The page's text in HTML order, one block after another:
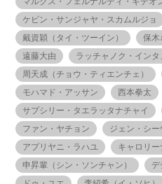
ケビン・サンジャヤ・スカムルジョ
戴資穎（タイ・ツーイン）
保木
遠藤大由
ラッチャノク・インタ
周天成（チョウ・ティエンチェ）
モハマド・アッサン
西本拳太
サプシリー・タエラッタナチャイ
ファン・ヤチョン
ジェン・シー
アプリヤニ・ラハユ
キャロリ
申昇輩（シン・ソンチャン）
デ